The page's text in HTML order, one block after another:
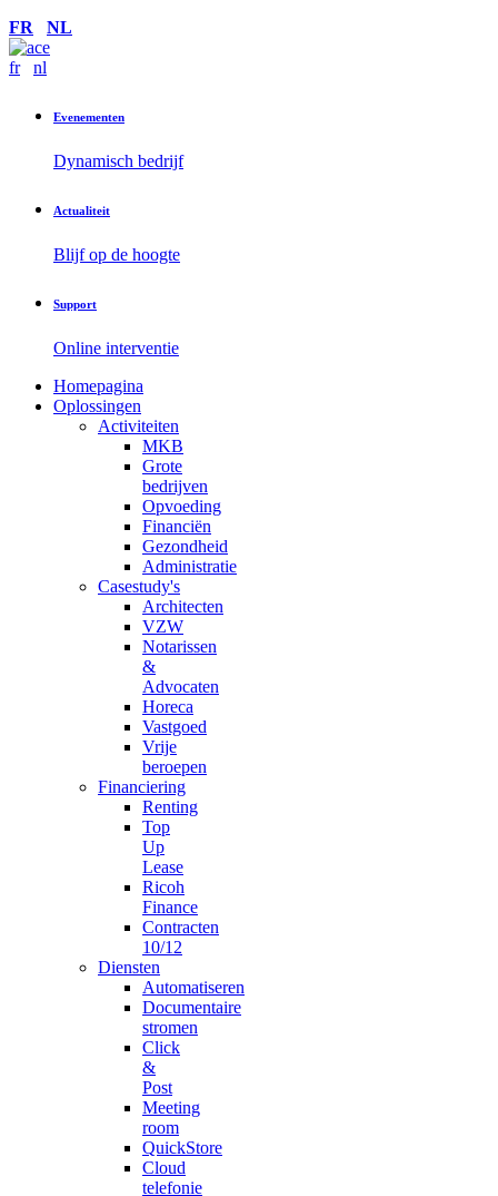
FR
NL
fr nl
Evenementen
Dynamisch bedrijf
Actualiteit
Blijf op de hoogte
Support
Online interventie
Homepagina
Oplossingen
Activiteiten
MKB
Grote
bedrijven
Opvoeding
Financiën
Gezondheid
Administratie
Casestudy's
Architecten
VZW
Notarissen
&
Advocaten
Horeca
Vastgoed
Vrije
beroepen
Financiering
Renting
Top
Up
Lease
Ricoh
Finance
Contracten
10/12
Diensten
Automatiseren
Documentaire
stromen
Click
&
Post
Meeting
room
QuickStore
Cloud
telefonie